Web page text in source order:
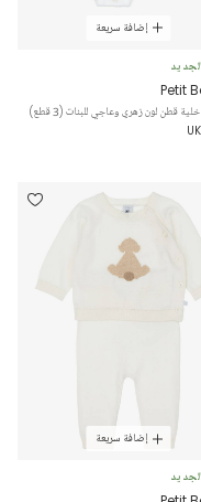
إضافة سريعة
Petit
قطن لون زهري وعاجي للبنات (3 قطع)
إضافة سريعة